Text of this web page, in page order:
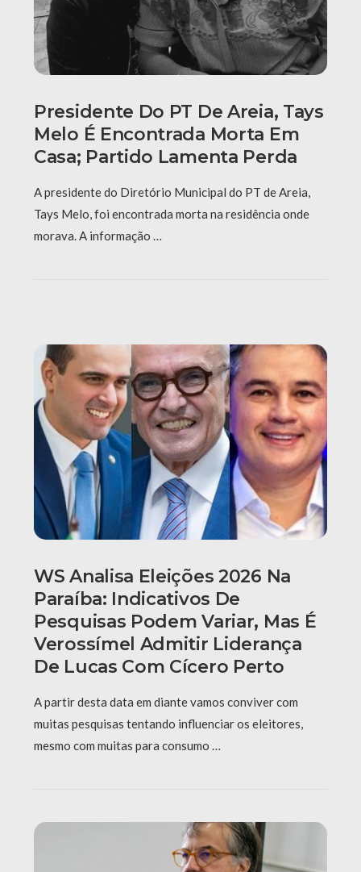
Presidente Do PT De Areia, Tays
Melo É Encontrada Morta Em
Casa; Partido Lamenta Perda
A presidente do Diretório Municipal do PT de Areia,
Tays Melo, foi encontrada morta na residência onde
morava. A informação …
WS Analisa Eleições 2026 Na
Paraíba: Indicativos De
Pesquisas Podem Variar, Mas É
Verossímel Admitir Liderança
De Lucas Com Cícero Perto
A partir desta data em diante vamos conviver com
muitas pesquisas tentando influenciar os eleitores,
mesmo com muitas para consumo …